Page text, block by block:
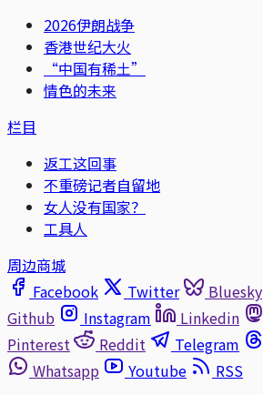
2026伊朗战争
香港世纪大火
“中国有稀土”
情色的未来
栏目
返工这回事
不重磅记者自留地
女人没有国家？
工具人
周边商城
Facebook
Twitter Bluesky
Github
Instagram Linkedin
Pinterest
Reddit Telegram
Whatsapp
Youtube
RSS